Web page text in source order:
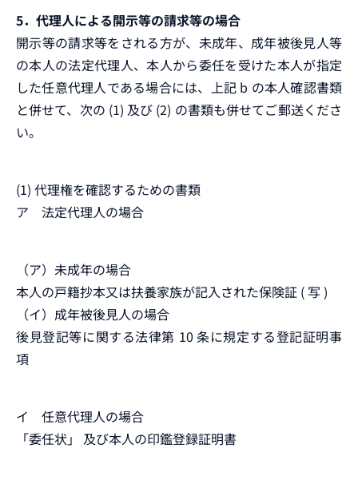
5．代理人による開示等の請求等の場合
開示等の請求等をされる方が、未成年、成年被後見人等
の本人の法定代理人、本人から委任を受けた本人が指定
した任意代理人である場合には、上記 b の本人確認書類
と併せて、次の (1) 及び (2) の書類も併せてご郵送くださ
い。
(1) 代理権を確認するための書類
ア 法定代理人の場合
（ア）未成年の場合
本人の戸籍抄本又は扶養家族が記入された保険証 ( 写 )
（イ）成年被後見人の場合
後見登記等に関する法律第 10 条に規定する登記証明事
項
イ 任意代理人の場合
「委任状」 及び本人の印鑑登録証明書